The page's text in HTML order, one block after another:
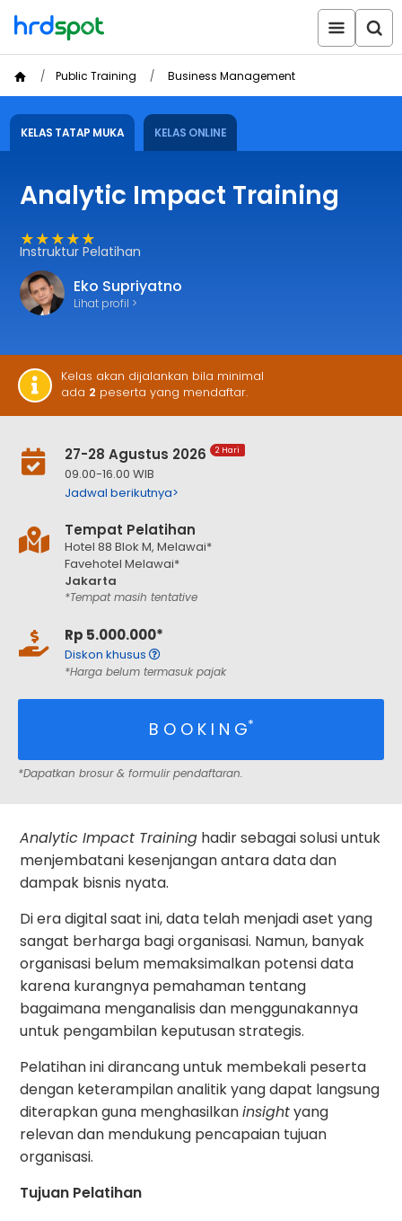
Public Training Business Management
KELAS TATAP MUKA KELAS ONLINE
Analytic Impact Training
★★★★★
Instruktur Pelatihan
Eko Supriyatno
Lihat profil >
Kelas akan dijalankan bila minimal
ada 2 peserta yang mendaftar.
27-28 Agustus 2026 2 Hari
09.00-16.00 WIB
Jadwal berikutnya>
Tempat Pelatihan
Hotel 88 Blok M, Melawai*
Favehotel Melawai*
Jakarta
*Tempat masih tentative
Rp 5.000.000*
Diskon khusus
*Harga belum termasuk pajak
B O O K I N G*
*Dapatkan brosur & formulir pendaftaran.
Analytic Impact Training hadir sebagai solusi untuk
menjembatani kesenjangan antara data dan
dampak bisnis nyata.
Di era digital saat ini, data telah menjadi aset yang
sangat berharga bagi organisasi. Namun, banyak
organisasi belum memaksimalkan potensi data
karena kurangnya pemahaman tentang
bagaimana menganalisis dan menggunakannya
untuk pengambilan keputusan strategis.
Pelatihan ini dirancang untuk membekali peserta
dengan keterampilan analitik yang dapat langsung
diterapkan guna menghasilkaninsightyang
relevan dan mendukung pencapaian tujuan
organisasi.
Tujuan Pelatihan